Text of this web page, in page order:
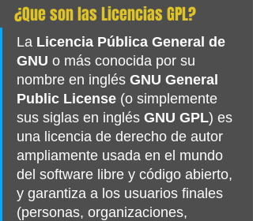
¿Que son las Licencias GPL?
La Licencia Pública General de
GNU o más conocida por su
nombre en inglés GNU General
Public License (o simplemente
sus siglas en inglés GNU GPL) es
una licencia de derecho de autor
ampliamente usada en el mundo
del software libre y código abierto,
y garantiza a los usuarios finales
(personas, organizaciones,